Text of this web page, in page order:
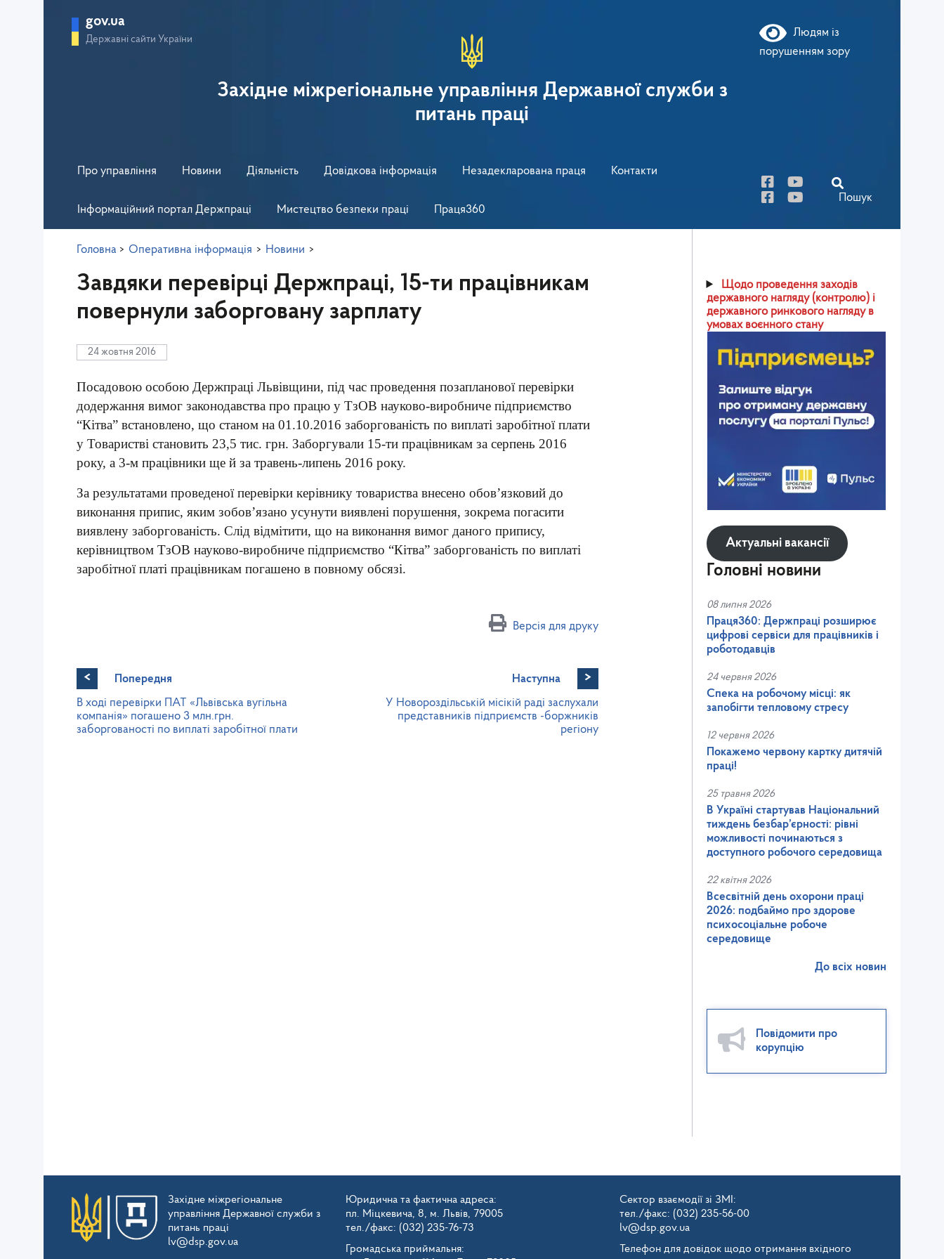
gov.ua
Державні сайти України
Людям із
порушенням зору
Західне міжрегіональне управління Державної служби з
питань праці
Про управління Новини Діяльність Довідкова інформація Незадекларована праця Контакти
Інформаційний портал Держпраці Мистецтво безпеки праці Праця360
Пошук
Головна > Оперативна інформація > Новини >
Завдяки перевірці Держпраці, 15-ти працівникам
повернули заборговану зарплату
24 жовтня 2016
Посадовою особою Держпраці Львівщини, під час проведення позапланової перевірки
додержання вимог законодавства про працю у ТзОВ науково-виробниче підприємство
“Кітва” встановлено, що станом на 01.10.2016 заборгованість по виплаті заробітної плати
у Товаристві становить 23,5 тис. грн. Заборгували 15-ти працівникам за серпень 2016
року, а 3-м працівники ще й за травень-липень 2016 року.
За результатами проведеної перевірки керівнику товариства внесено обов’язковий до
виконання припис, яким зобов’язано усунути виявлені порушення, зокрема погасити
виявлену заборгованість. Слід відмітити, що на виконання вимог даного припису,
керівництвом ТзОВ науково-виробниче підприємство “Кітва” заборгованість по виплаті
заробітної платі працівникам погашено в повному обсязі.
Версія для друку
<
Попередня
В ході перевірки ПАТ «Львівська вугільна
компанія» погашено 3 млн.грн.
заборгованості по виплаті заробітної плати
Наступна >
У Новороздільській місікій раді заслухали
представників підприємств -боржників
регіону
Щодо проведення заходів
державного нагляду (контролю) і
державного ринкового нагляду в
умовах воєнного стану
Актуальні вакансії
Головні новини
08 липня 2026
Праця360: Держпраці розширює
цифрові сервіси для працівників і
роботодавців
24 червня 2026
Спека на робочому місці: як
запобігти тепловому стресу
12 червня 2026
Покажемо червону картку дитячій
праці!
25 травня 2026
В Україні стартував Національний
тиждень безбар’єрності: рівні
можливості починаються з
доступного робочого середовища
22 квітня 2026
Всесвітній день охорони праці
2026: подбаймо про здорове
психосоціальне робоче
середовище
До всіх новин
Повідомити про
корупцію
Західне міжрегіональне
управління Державної служби з
питань праці
lv@dsp.gov.ua
Юридична та фактична адреса:
пл. Міцкевича, 8, м. Львів, 79005
тел./факс: (032) 235-76-73
Громадська приймальня:
Сектор взаємодії зі ЗМІ:
тел./факс: (032) 235-56-00
lv@dsp.gov.ua
Телефон для довідок щодо отримання вхідного